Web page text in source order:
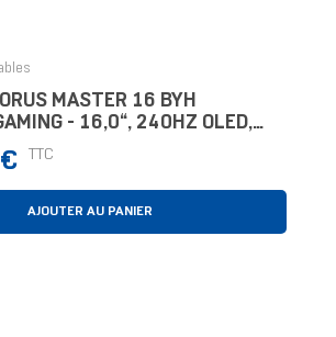
MASTER 16 BYH
- 16,0“, 240HZ OLED,
275HX, NVIDIA RTX 5080 GPU,
2 X
TTC
AJOUTER AU PANIER